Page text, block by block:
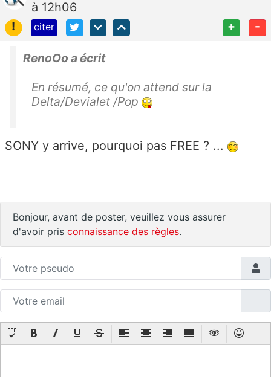
à 12h06
!
citer + -
RenoOo a écrit
En résumé, ce qu'on attend sur la
Delta/Devialet /Pop
SONY y arrive, pourquoi pas FREE ? ...
Bonjour, avant de poster, veuillez vous assurer
d'avoir pris connaissance des règles.